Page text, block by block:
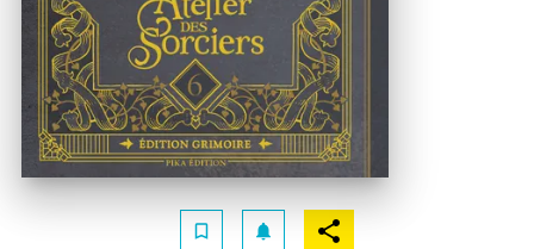
bookmark_border notifications